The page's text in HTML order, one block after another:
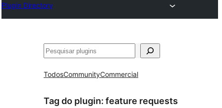
Plugin Directory
Pesquisar
TodosCommunityCommercial
Tag do plugin: feature requests